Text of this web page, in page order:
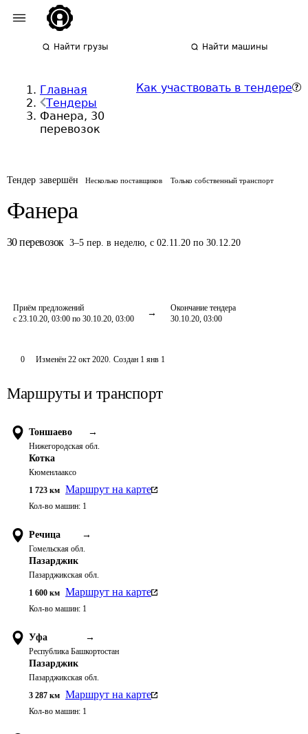
Найти грузы Найти машины
Главная
Тендеры
Фанера, 30
перевозок
Как участвовать в тендере
Тендер завершён Несколько поставщиков Только собственный транспорт
Фанера
30 перевозок 3–5 пер. в неделю, с 02.11.20 по 30.12.20
Приём предложений
с 23.10.20, 03:00 по 30.10.20, 03:00
Окончание тендера
30.10.20, 03:00
0 Изменён 22 окт 2020. Создан 1 янв 1
Маршруты и транспорт
Тоншаево →
Нижегородская обл.
Котка
Кюменлааксо
1 723 км Маршрут на карте
Кол-во машин: 1
Речица →
Гомельская обл.
Пазарджик
Пазарджикская обл.
1 600 км Маршрут на карте
Кол-во машин: 1
Уфа →
Республика Башкортостан
Пазарджик
Пазарджикская обл.
3 287 км Маршрут на карте
Кол-во машин: 1